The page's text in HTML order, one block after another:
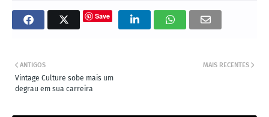
Save
MAIS RECENTES
ANTIGOS
Vintage Culture sobe mais um
degrau em sua carreira